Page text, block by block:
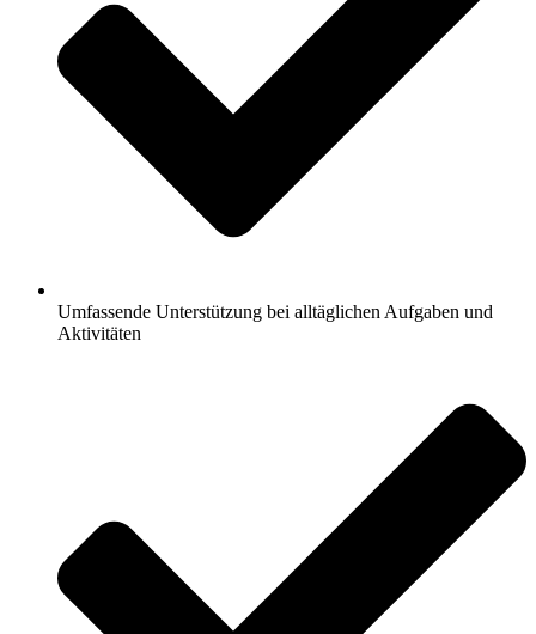
Umfassende Unterstützung bei alltäglichen Aufgaben und
Aktivitäten